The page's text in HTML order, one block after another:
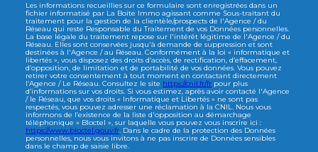
Les informations recueillies sur ce formulaire sont enregistrées dans un
fichier informatisé par La Boite Immo agissant comme Sous-traitant du
traitement pour la gestion de la clientèle/prospects de l'Agence / du
Réseau qui reste Responsable du Traitement de vos Données personnelles.
La base légale du traitement repose sur l'intérêt légitime de l'Agence / du
Réseau. Elles sont conservées jusqu'à demande de suppression et sont
destinées à l'Agence / au Réseau. Conformément à la loi « informatique et
libertés », vous disposez des droits d’accès, de rectification, d’effacement,
d’opposition, de limitation et de portabilité de vos données. Vous pouvez
retirer votre consentement à tout moment en contactant directement
l’Agence / Le Réseau. Consultez le site https://cnil.fr/fr pour plus
d’informations sur vos droits. Si vous estimez, après avoir contacté l'Agence
/ le Réseau, que vos droits « Informatique et Libertés » ne sont pas
respectés, vous pouvez adresser une réclamation à la CNIL. Nous vous
informons de l’existence de la liste d'opposition au démarchage
téléphonique « Bloctel », sur laquelle vous pouvez vous inscrire ici :
https://www.bloctel.gouv.fr. Dans le cadre de la protection des Données
personnelles, nous vous invitons à ne pas inscrire de Données sensibles
dans le champ de saisie libre.